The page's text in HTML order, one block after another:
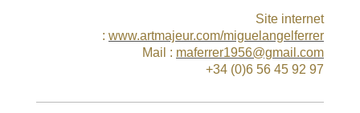
Site internet
: www.artmajeur.com/miguelangelferrer
Mail : maferrer1956@gmail.com
+34 (0)6 56 45 92 97